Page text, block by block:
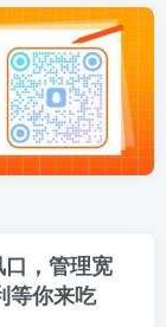
，管理宽
等你来吃